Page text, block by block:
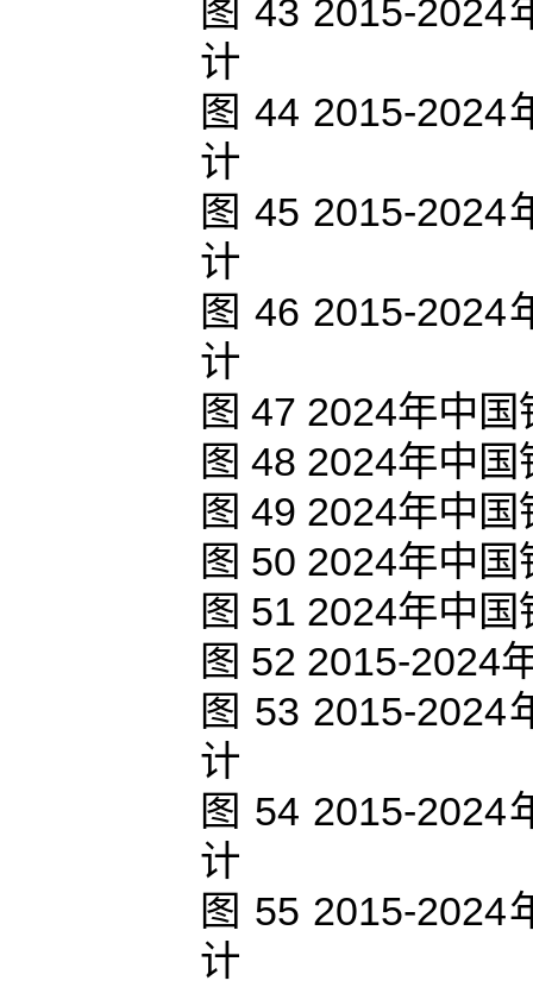
图 43 2015-2024
计
图 44 2015-2024
计
图 45 2015-2024
计
图 46 2015-2024
计
图 47 2024年中
图 48 2024年中
图 49 2024年中
图 50 2024年中
图 51 2024年中
图 52 2015-2024
图 53 2015-2024
计
图 54 2015-2024
计
图 55 2015-2024
计